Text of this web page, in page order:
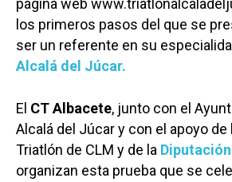
página web
los primeros pasos del que se
ser un referente en su
Alcalá del Júcar.
El CT Albacete, junto con el
Alcalá del Júcar y con el apoyo de
Triatlón de CLM y de la
organizan esta prueba que se